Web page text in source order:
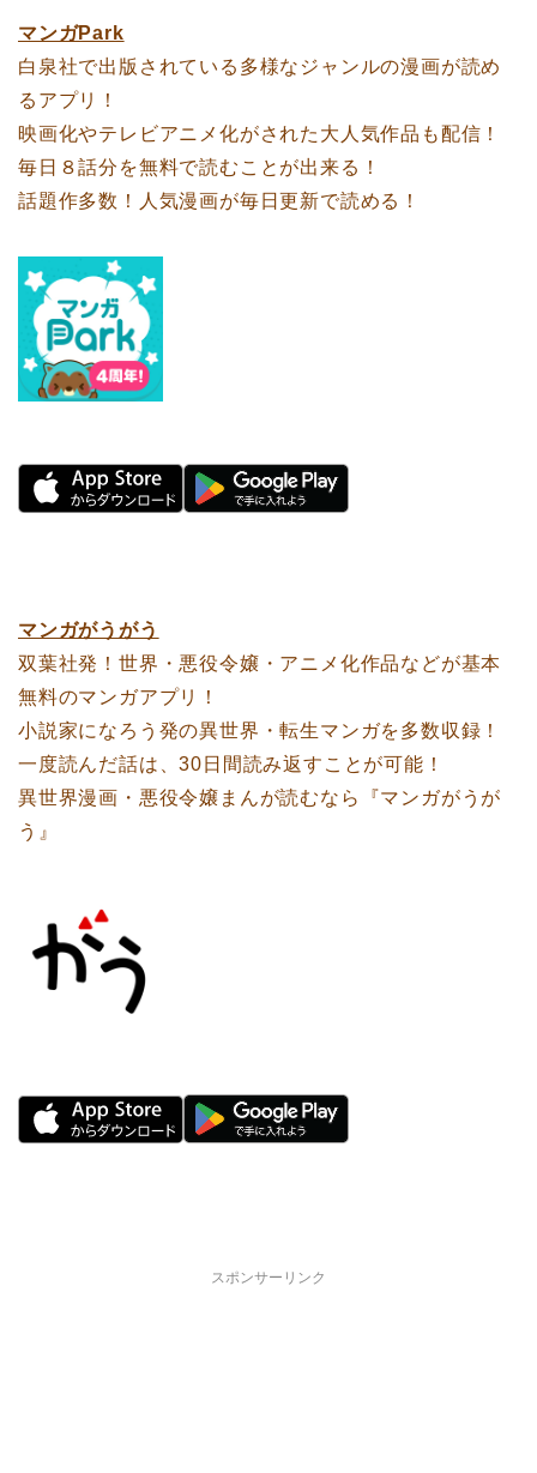
マンガPark
白泉社で出版されている多様なジャンルの漫画が読め
るアプリ！
映画化やテレビアニメ化がされた大人気作品も配信！
毎日８話分を無料で読むことが出来る！
話題作多数！人気漫画が毎日更新で読める！
マンガがうがう
双葉社発！世界・悪役令嬢・アニメ化作品などが基本
無料のマンガアプリ！
小説家になろう発の異世界・転生マンガを多数収録！
一度読んだ話は、30日間読み返すことが可能！
異世界漫画・悪役令嬢まんが読むなら『マンガがうが
う』
スポンサーリンク